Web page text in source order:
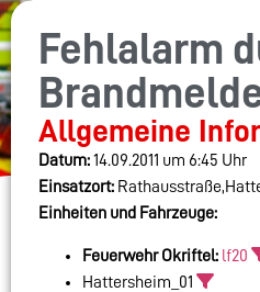
Fehlalarm
Allgemeine
Datum:14.09.2011 um 6:45 Uhr
Einsatzort:
Einheiten und Fahrzeuge:
Feuerwehr Okriftel: lf20
Hattersheim_01